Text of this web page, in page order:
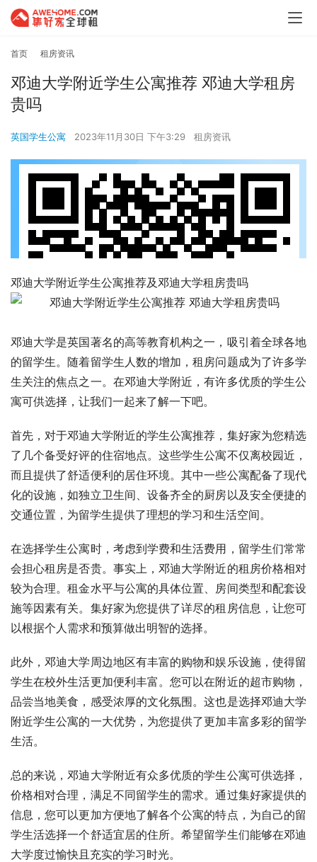
首页 租房资讯
邓迪大学附近学生公寓推荐 邓迪大学租房
贵吗
英国学生公寓 2023年11月30日 下午3:29 租房资讯
邓迪大学附近学生公寓推荐及邓迪大学租房贵吗
邓迪大学是英国著名的高等教育机构之一，吸引着全球各地
的留学生。随着留学生人数的增加，租房问题成为了许多学
生关注的焦点之一。在邓迪大学附近，有许多优质的学生公
寓可供选择，让我们一起来了解一下吧。
首先，对于邓迪大学附近的学生公寓推荐，集好家为您精选
了几个备受好评的住宿地点。这些学生公寓不仅离校园近，
而且提供了舒适便利的居住环境。其中一些公寓配备了现代
化的设施，如独立卫生间、设备齐全的厨房以及安全便捷的
交通位置，为留学生提供了理想的学习和生活空间。
在选择学生公寓时，考虑到学费和生活费用，留学生们常常
会担心租房是否贵。事实上，邓迪大学附近的租房价格相对
较为合理。租金水平与公寓的具体位置、房间类型和配套设
施等因素有关。集好家为您提供了详尽的租房信息，让您可
以根据个人需求和预算做出明智的选择。
此外，邓迪大学周边地区有丰富的购物和娱乐设施，使得留
学生在校外生活更加便利丰富。您可以在附近的超市购物，
品尝当地美食，感受浓厚的文化氛围。这也是选择邓迪大学
附近学生公寓的一大优势，为您提供了更加丰富多彩的留学
生活。
总的来说，邓迪大学附近有众多优质的学生公寓可供选择，
价格相对合理，满足不同留学生的需求。通过集好家提供的
信息，您可以更加方便地了解各个公寓的特点，为自己的留
学生活选择一个舒适宜居的住所。希望留学生们能够在邓迪
大学度过愉快且充实的学习时光。